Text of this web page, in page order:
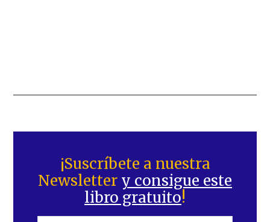
lateral
principal
¡Suscríbete a nuestra
Newsletter y consigue este
libro gratuito!